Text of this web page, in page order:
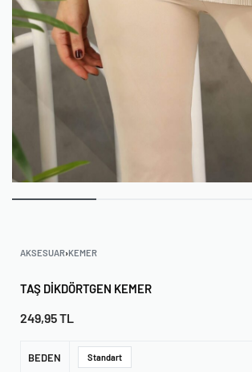
AKSESUAR›KEMER
TAŞ DIKDÖRTGEN KEMER
249,95TL
BEDEN Standart